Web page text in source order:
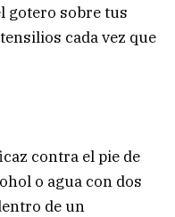
gotero sobre tus
cada vez que
contra el pie de
o agua con dos
de un